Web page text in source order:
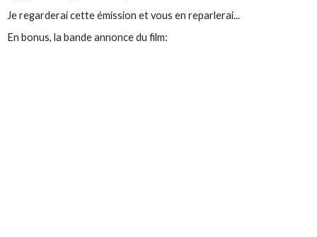
Je regarderai cette émission et vous en reparlerai...
En bonus, la bande annonce du film: